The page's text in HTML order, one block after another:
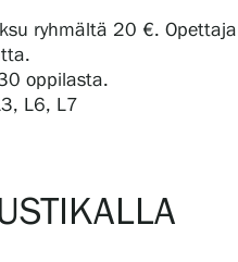
ryhmältä 20 €. Opettaja
oppilasta.
L6, L7